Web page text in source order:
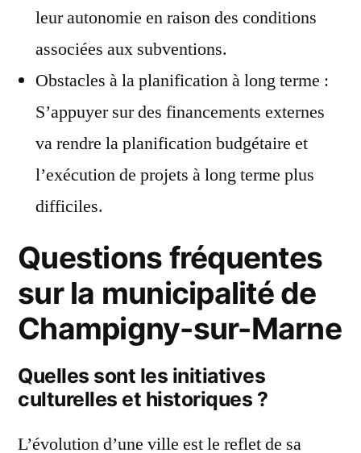
leur autonomie en raison des conditions
associées aux subventions.
Obstacles à la planification à long terme :
S’appuyer sur des financements externes
va rendre la planification budgétaire et
l’exécution de projets à long terme plus
difficiles.
Questions fréquentes
sur la municipalité de
Champigny-sur-Marne
Quelles sont les initiatives
culturelles et historiques ?
L’évolution d’une ville est le reflet de sa